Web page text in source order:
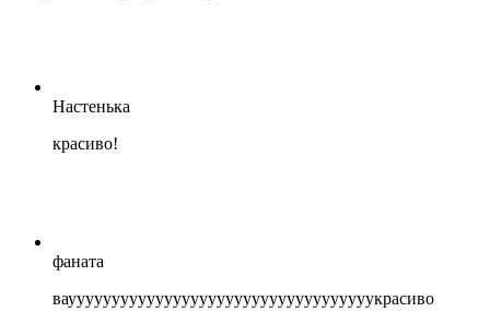
Настенька
красиво!
фаната
ваууууууууууууууууууууууууууууууууууукрасиво